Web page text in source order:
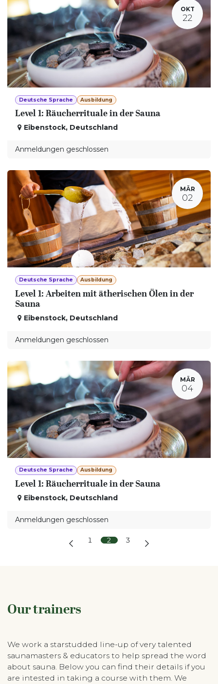
OKT
22
Deutsche Sprache Ausbildung
Level 1: Räucherrituale in der Sauna
Eibenstock, Deutschland
Anmeldungen geschlossen
MÄR
02
Deutsche Sprache Ausbildung
Level 1: Arbeiten mit ätherischen Ölen in der
Sauna
Eibenstock, Deutschland
Anmeldungen geschlossen
MÄR
04
Deutsche Sprache Ausbildung
Level 1: Räucherrituale in der Sauna
Eibenstock, Deutschland
Anmeldungen geschlossen
1 2 3
Our trainers
We work a starstudded line-up of very talented
saunamasters & educators to help spread the word
about sauna. Below you can find their details if you
are intested in taking a course with them. We